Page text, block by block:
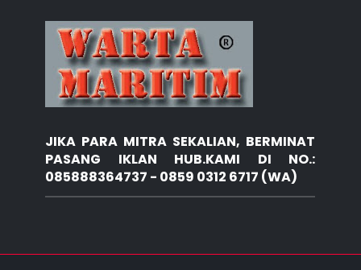
JIKA PARA MITRA SEKALIAN, BERMINAT
PASANG IKLAN HUB.KAMI DI NO.:
085888364737 - 0859 0312 6717 (WA)